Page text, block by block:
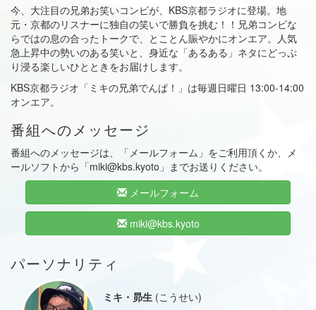
今、大注目の兄弟お笑いコンビが、KBS京都ラジオに登場。地
元・京都のリスナーに独自の笑いで勝負を挑む！！兄弟コンビな
らではの息の合ったトークで、とことん賑やかにオンエア。人気
急上昇中の勢いのある笑いと、身近な「あるある」ネタにどっぷ
り浸る楽しいひとときをお届けします。
KBS京都ラジオ「ミキの兄弟でんぱ！」は毎週日曜日 13:00-14:00
オンエア。
番組へのメッセージ
番組へのメッセージは、「メールフォーム」をご利用頂くか、メ
ールソフトから「miki@kbs.kyoto」までお送りください。
メールフォーム
miki@kbs.kyoto
パーソナリティ
ミキ・昴生 (こうせい)